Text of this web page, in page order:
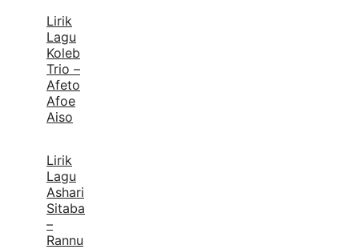
Lirik
Lagu
Koleb
Trio –
Afeto
Afoe
Aiso
Lirik
Lagu
Ashari
Sitaba
–
Rannu